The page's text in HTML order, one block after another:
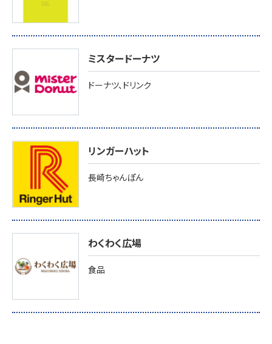
ミスタードーナツ
ドーナツ、ドリンク
リンガーハット
長崎ちゃんぽん
わくわく広場
食品